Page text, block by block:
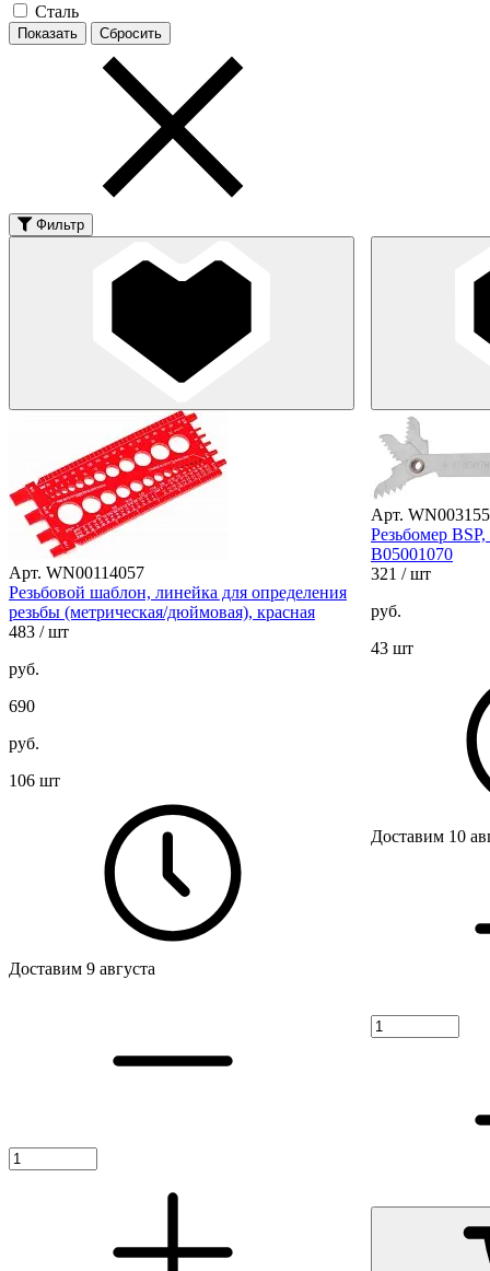
Сталь
Фильтр
Арт. WN00114057
Резьбовой шаблон, линейка для определения
резьбы (метрическая/дюймовая), красная
483 / шт
руб.
690
руб.
106 шт
Доставим 9 августа
Арт.
Резьбомер
B05001070
321 / шт
руб.
43 шт
Доставим 10